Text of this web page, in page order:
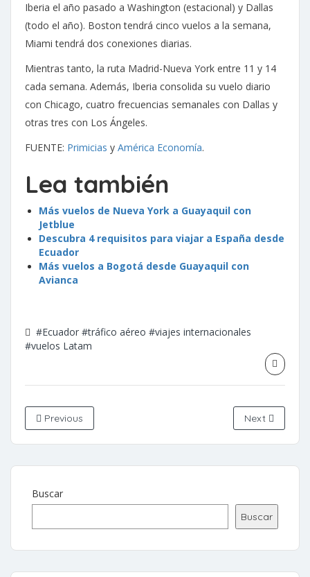
Iberia el año pasado a Washington (estacional) y Dallas
(todo el año). Boston tendrá cinco vuelos a la semana,
Miami tendrá dos conexiones diarias.
Mientras tanto, la ruta Madrid-Nueva York entre 11 y 14
cada semana. Además, Iberia consolida su vuelo diario
con Chicago, cuatro frecuencias semanales con Dallas y
otras tres con Los Ángeles.
FUENTE: Primicias y América Economía.
Lea también
Más vuelos de Nueva York a Guayaquil con
Jetblue
Descubra 4 requisitos para viajar a España desde
Ecuador
Más vuelos a Bogotá desde Guayaquil con
Avianca
#Ecuador #tráfico aéreo #viajes internacionales
#vuelos Latam
Previous Next
Buscar
Buscar